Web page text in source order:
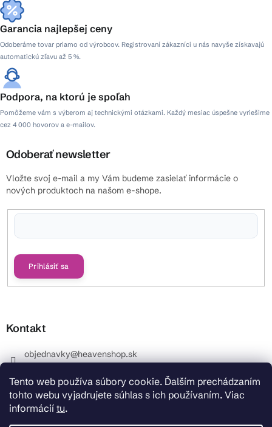
Tento web používa súbory cookie. Ďalším prechádzaním
tohto webu vyjadrujete súhlas s ich používaním. Viac
informácií tu.
Garancia najlepšej ceny
Odoberáme tovar priamo od výrobcov. Registrovaní zákazníci u nás navyše získavajú
automatickú zľavu až 5 %.
Podpora, na ktorú je spoľah
Pomôžeme vám s výberom aj technickými otázkami. Každý mesiac úspešne vyriešime
cez 4 000 hovorov a e-mailov.
Odoberať newsletter
Vložte svoj e-mail a my Vám budeme zasielať informácie o
nových produktoch na našom e-shope.
Prihlásiť sa
Kontakt
objednavky@heavenshop.sk
_Info objednávky : +421 914 399 399 Pracovné dni od
8.00 hod. do 12.00 . REKLAMÁCIE : +421 914 399 399
HeavenShop.sk